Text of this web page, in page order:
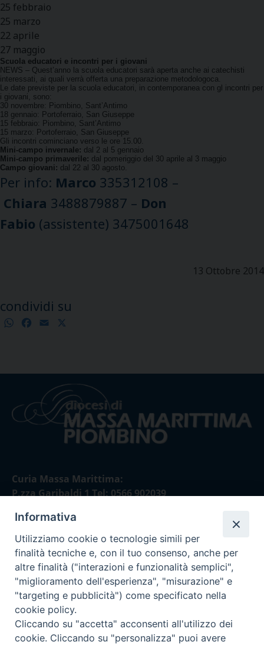
25 febbraio
25 marzo
22 aprile
27 maggio
Scuola educatori e incontri per i giovani
NEWS – Quest’anno la scuola educatori sarà aperta anche ai catechisti
interessati, ai quali verrà offerta una preparazione metodologoca.
Le date previste per la scuola educatori, in contemporanea con gl incontri per
i giovani, sono:
30 novembre: Piombino, Sant’Antimo
18 gennaio: Portoferraio, San Giuseppe
15 febbraio: Piombino, Sant’Antimo
15 marzo: Portoferraio, San Giuseppe
Gli incontri cominciano verso le ore 15.00.
Mini-campo invernale: dal 2 al 5 gennaio
Mini-campo primaverile: dal pomeriggio del 30 aprile al 3 maggio
Campo giovani: dal 22 al 30 agosto.
Per info: Marco 335312108 –
Chiara 3488879887 – Don
Fabio (assistente) 3475001648
13 Ottobre 2014
condividi su
WhatsApp
Facebook
Email
Curia Massa Marittima:
P.zza Garibaldi 1 Tel: 0566 902039
Curia Piombino:
Via Don Minzoni,58/A Tel e Fax: 0565 32036
E-mail:
curia@diocesimassamarittima.it
Informativa
Utilizziamo cookie o tecnologie simili per
finalità tecniche e, con il tuo consenso, anche per
altre finalità ("interazioni e funzionalità semplici",
"miglioramento dell'esperienza", "misurazione" e
"targeting e pubblicità") come specificato nella
cookie policy.
Cliccando su "accetta" acconsenti all'utilizzo dei
cookie. Cliccando su "personalizza" puoi avere